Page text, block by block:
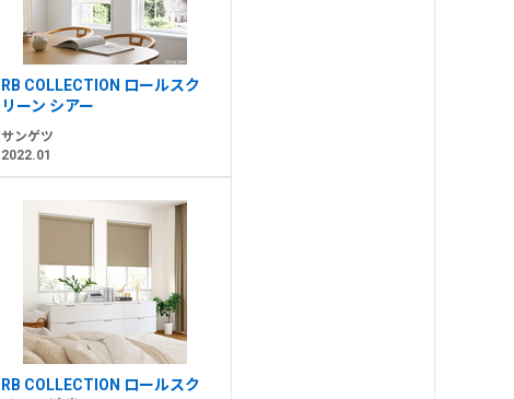
RB COLLECTION ロールスク
リーン シアー
サンゲツ
2022.01
RB COLLECTION ロールスク